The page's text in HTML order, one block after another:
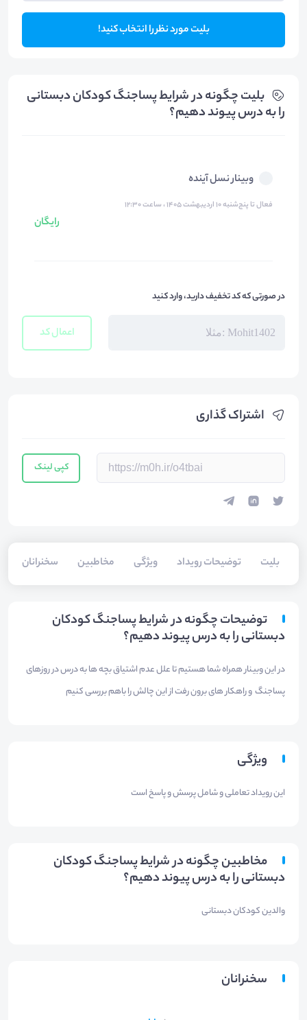
بلیت مورد نظر را انتخاب کنید!
اشتراک گذاری
کپی لینک
بلیت‌ توضیحات رویداد ویژگی مخاطبین سخنرانان
بلیت‌ چگونه در شرایط پساجنگ کودکان دبستانی
را به درس پیوند دهیم؟
وبینار نسل آینده
فعال تا پنج‌شنبه ۱۰ اردیبهشت ۱۴۰۵ ، ساعت ۱۲:۳۰
رایگان
در صورتی که کد تخفیف دارید، وارد کنید
اعمال کد
توضیحات چگونه در شرایط پساجنگ کودکان
دبستانی را به درس پیوند دهیم؟
در این وبینار همراه شما هستیم تا علل عدم اشتیاق بچه ها به درس در روزهای
پساجنگ و راهکار های برون رفت از این چالش را باهم بررسی کنیم
ویژگی
این رویداد تعاملی و شامل پرسش و پاسخ است
مخاطبین چگونه در شرایط پساجنگ کودکان
دبستانی را به درس پیوند دهیم؟
والدین کودکان دبستانی
سخنرانان